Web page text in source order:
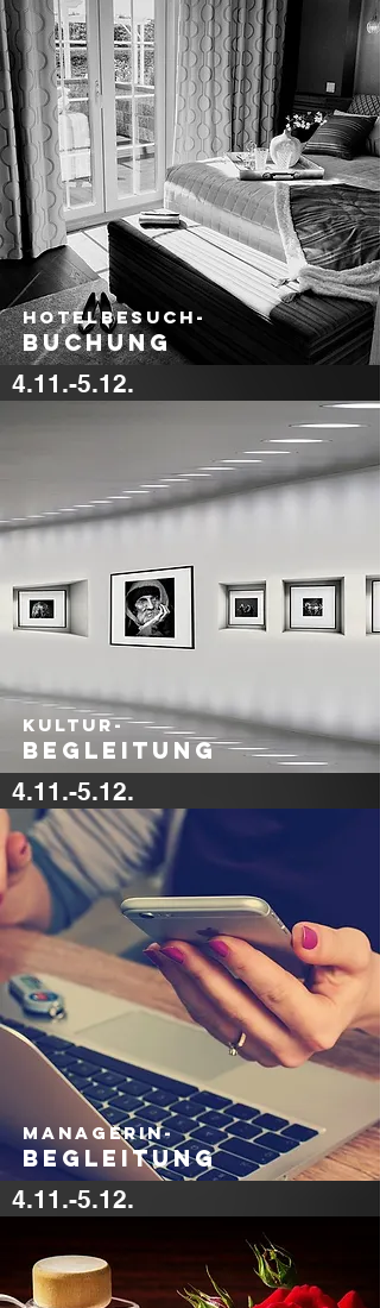
600 €
hotelbesuch-
Buchung
4.11.-5.12.
600 €
Kultur-
Begleitung
4.11.-5.12.
600 €
Managerin-
Begleitung
4.11.-5.12.